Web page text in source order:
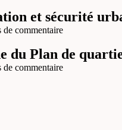
et sécurité
commentaire
du Plan de
commentaire